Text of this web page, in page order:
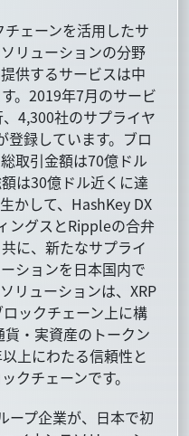
ェーンを活用したサ
リューションの分野
供するサービスは中
。2019年7月のサービ
4,300社のサプライヤ
登録しています。ブロ
取引金額は70億ドル
は30億ドル近くに達
かして、HashKey DX
ングスとRippleの合弁
に、新たなサプライ
ションを日本国内で
リューションは、XRP
ックチェーン上に構
貨・実資産のトークン
上にわたる信頼性と
クチェーンです。
ープ企業が、日本で初